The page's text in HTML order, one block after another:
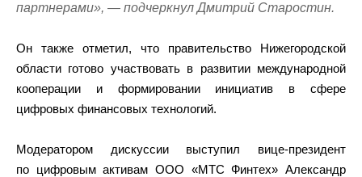
партнерами», — подчеркнул Дмитрий Старостин.
Он также отметил, что правительство Нижегородской
области готово участвовать в развитии международной
кооперации и формировании инициатив в сфере
цифровых финансовых технологий.
Модератором дискуссии выступил вице-президент
по цифровым активам ООО «МТС Финтех» Александр